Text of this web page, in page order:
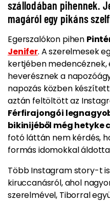
szállodában pihennek.
magáról egy pikáns
Egerszalókon pihen
Jenifer. A szerelmesek
kertjében medencéznek,
heverésznek a
napozás közben
aztán feltöltött az
Férfirajongói
bikinijéből még hetyke
fotó láttán nem kérdés,
formás idomokkal áldotta
Több Instagram story-t
kiruccanásról, ahol
szerelmével, Tiborral